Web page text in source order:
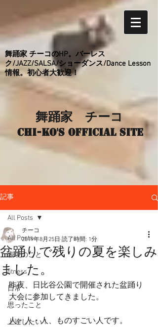
舞踊家 チーコのHP。バーレス
ク/JAZZ/SALSA/ショーダンス/Dance Lesson
情報。初心者大歓迎！
舞踊家 チーコ
Chi-ko's Official site
記事
All Posts
表現のこと
fitness
日常
思ったこと
上達したい！
All Posts
盆踊りで残りの夏を楽しみ
ました。
チーコ
2019年8月25日 読了時間: 1分
昨夜、日比谷公園で開催された盆踊り
大会に参加してきました。
人・人・人、ものすごい人です。